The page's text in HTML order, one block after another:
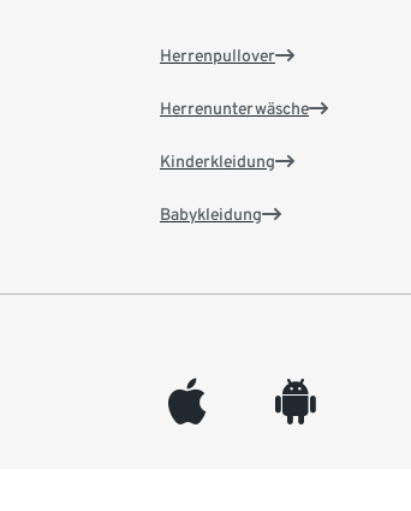
Herrenpullover
Herrenunterwäsche
Kinderkleidung
Babykleidung
appleinc android